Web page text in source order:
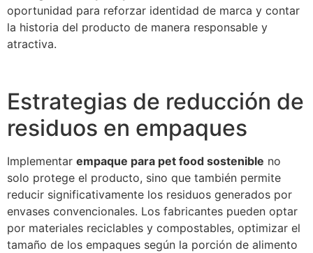
oportunidad para reforzar identidad de marca y contar
la historia del producto de manera responsable y
atractiva.
Estrategias de reducción de
residuos en empaques
Implementar empaque para pet food sostenible no
solo protege el producto, sino que también permite
reducir significativamente los residuos generados por
envases convencionales. Los fabricantes pueden optar
por materiales reciclables y compostables, optimizar el
tamaño de los empaques según la porción de alimento